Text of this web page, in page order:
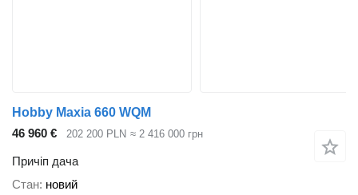
Hobby Maxia 660 WQM
46 960 €
202 200 PLN ≈ 2 416 000 грн
Причіп дача
Стан новий